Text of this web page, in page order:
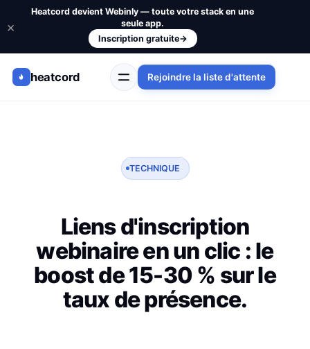
Heatcord devient Webinly — toute votre stack en une
seule app.
Inscription gratuite→
×
heatcord Rejoindre la liste d'attente
TECHNIQUE
Liens d'inscription
webinaire en un clic : le
boost de 15-30 % sur le
taux de présence.